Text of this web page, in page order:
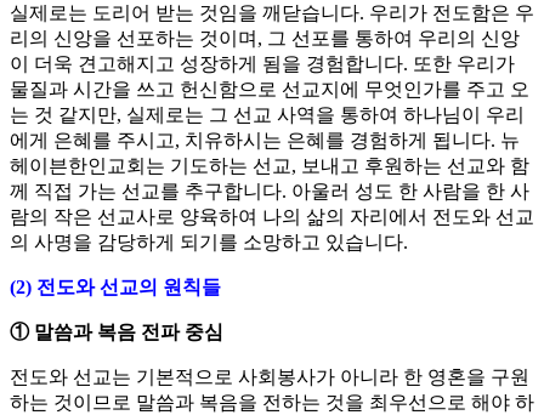
실제로는 도리어 받는 것임을 깨닫습니다. 우리가 전도함은 우
리의 신앙을 선포하는 것이며, 그 선포를 통하여 우리의 신앙
이 더욱 견고해지고 성장하게 됨을 경험합니다. 또한 우리가
물질과 시간을 쓰고 헌신함으로 선교지에 무엇인가를 주고 오
는 것 같지만, 실제로는 그 선교 사역을 통하여 하나님이 우리
에게 은혜를 주시고, 치유하시는 은혜를 경험하게 됩니다. 뉴
헤이븐한인교회는 기도하는 선교, 보내고 후원하는 선교와 함
께 직접 가는 선교를 추구합니다. 아울러 성도 한 사람을 한 사
람의 작은 선교사로 양육하여 나의 삶의 자리에서 전도와 선교
의 사명을 감당하게 되기를 소망하고 있습니다.
(2) 전도와 선교의 원칙들
① 말씀과 복음 전파 중심
전도와 선교는 기본적으로 사회봉사가 아니라 한 영혼을 구원
하는 것이므로 말씀과 복음을 전하는 것을 최우선으로 해야 하